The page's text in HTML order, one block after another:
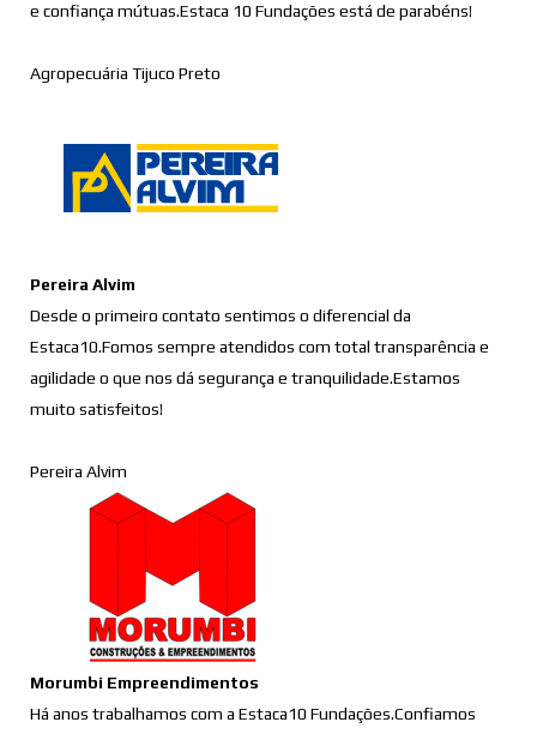
e confiança mútuas.Estaca 10 Fundações está de parabéns!
Agropecuária Tijuco Preto
Pereira Alvim
Desde o primeiro contato sentimos o diferencial da
Estaca10.Fomos sempre atendidos com total transparência e
agilidade o que nos dá segurança e tranquilidade.Estamos
muito satisfeitos!
Pereira Alvim
Morumbi Empreendimentos
Há anos trabalhamos com a Estaca10 Fundações.Confiamos